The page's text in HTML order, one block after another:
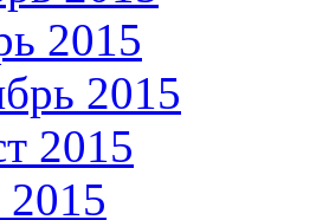
2015
2015
2015